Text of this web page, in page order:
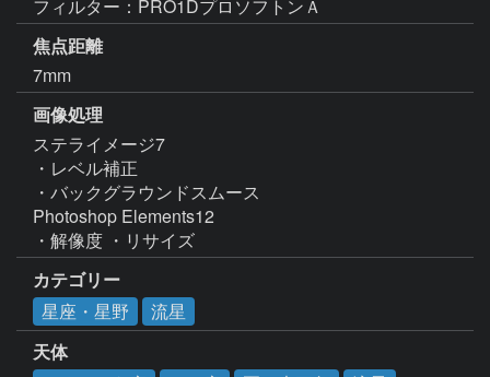
フィルター：PRO1DプロソフトンＡ
焦点距離
7mm
画像処理
ステライメージ7
・レベル補正
・バックグラウンドスムース
Photoshop Elements12
・解像度 ・リサイズ
カテゴリー
星座・星野
流星
天体